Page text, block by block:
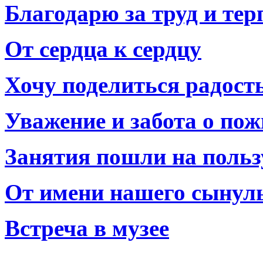
Благодарю за труд и
От сердца к сердцу
Хочу поделиться
Уважение и забота о
Занятия пошли на
От имени нашего
Встреча в музее